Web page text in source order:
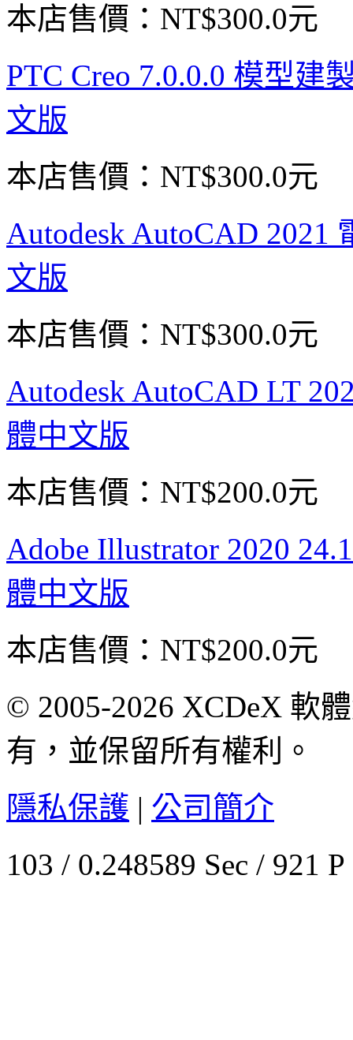
本店售價： NT$300.0元
PTC Creo 7.0.0.0 模型建
文版
本店售價： NT$300.0元
Autodesk AutoCAD
文版
本店售價： NT$300.0元
Autodesk AutoCAD LT
體中文版
本店售價： NT$200.0元
Adobe Illustrator 2020
體中文版
本店售價： NT$200.0元
© 2005-2026 XCDeX 軟
有，並保留所有權利。
隱私保護 | 公司簡介
103 / 0.248589 Sec / 921